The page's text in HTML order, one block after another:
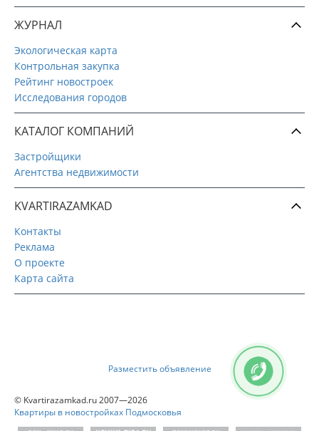
ЖУРНАЛ
Экологическая карта
Контрольная закупка
Рейтинг новостроек
Исследования городов
КАТАЛОГ КОМПАНИЙ
Застройщики
Агентства недвижимости
KVARTIRAZAMKAD
Контакты
Реклама
О проекте
Карта сайта
Разместить объявление
© Kvartirazamkad.ru 2007—2026
Квартиры в новостройках Подмосковья